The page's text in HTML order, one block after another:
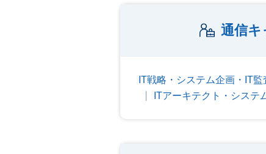
通信キ
IT戦略・システム企画・IT監
ITアーキテクト・システ